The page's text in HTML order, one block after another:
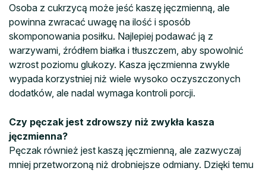
Osoba z cukrzycą może jeść kaszę jęczmienną, ale
powinna zwracać uwagę na ilość i sposób
skomponowania posiłku. Najlepiej podawać ją z
warzywami, źródłem białka i tłuszczem, aby spowolnić
wzrost poziomu glukozy. Kasza jęczmienna zwykle
wypada korzystniej niż wiele wysoko oczyszczonych
dodatków, ale nadal wymaga kontroli porcji.
Czy pęczak jest zdrowszy niż zwykła kasza
jęczmienna?
Pęczak również jest kaszą jęczmienną, ale zazwyczaj
mniej przetworzoną niż drobniejsze odmiany. Dzięki temu